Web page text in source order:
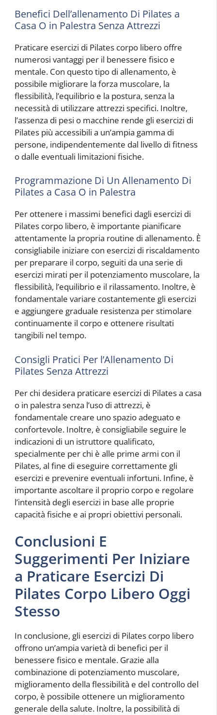
Benefici Dell’allenamento Di Pilates a
Casa O in Palestra Senza Attrezzi
Praticare esercizi di Pilates corpo libero offre
numerosi vantaggi per il benessere fisico e
mentale. Con questo tipo di allenamento, è
possibile migliorare la forza muscolare, la
flessibilità, l’equilibrio e la postura, senza la
necessità di utilizzare attrezzi specifici. Inoltre,
l’assenza di pesi o macchine rende gli esercizi di
Pilates più accessibili a un’ampia gamma di
persone, indipendentemente dal livello di fitness
o dalle eventuali limitazioni fisiche.
Programmazione Di Un Allenamento Di
Pilates a Casa O in Palestra
Per ottenere i massimi benefici dagli esercizi di
Pilates corpo libero, è importante pianificare
attentamente la propria routine di allenamento. È
consigliabile iniziare con esercizi di riscaldamento
per preparare il corpo, seguiti da una serie di
esercizi mirati per il potenziamento muscolare, la
flessibilità, l’equilibrio e il rilassamento. Inoltre, è
fondamentale variare costantemente gli esercizi
e aggiungere graduale resistenza per stimolare
continuamente il corpo e ottenere risultati
tangibili nel tempo.
Consigli Pratici Per l’Allenamento Di
Pilates Senza Attrezzi
Per chi desidera praticare esercizi di Pilates a casa
o in palestra senza l’uso di attrezzi, è
fondamentale creare uno spazio adeguato e
confortevole. Inoltre, è consigliabile seguire le
indicazioni di un istruttore qualificato,
specialmente per chi è alle prime armi con il
Pilates, al fine di eseguire correttamente gli
esercizi e prevenire eventuali infortuni. Infine, è
importante ascoltare il proprio corpo e regolare
l’intensità degli esercizi in base alle proprie
capacità fisiche e ai propri obiettivi personali.
Conclusioni E
Suggerimenti Per Iniziare
a Praticare Esercizi Di
Pilates Corpo Libero Oggi
Stesso
In conclusione, gli esercizi di Pilates corpo libero
offrono un’ampia varietà di benefici per il
benessere fisico e mentale. Grazie alla
combinazione di potenziamento muscolare,
miglioramento della flessibilità e del controllo del
corpo, è possibile ottenere un miglioramento
generale della salute. Inoltre, la possibilità di